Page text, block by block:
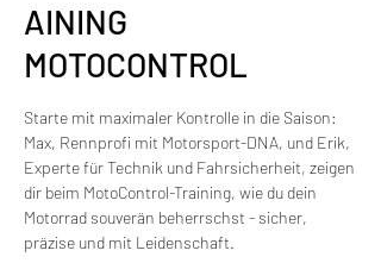
AINING
MOTOCONTROL
Starte mit maximaler Kontrolle in die Saison:
Max, Rennprofi mit Motorsport-DNA, und Erik,
Experte für Technik und Fahrsicherheit, zeigen
dir beim MotoControl-Training, wie du dein
Motorrad souverän beherrschst - sicher,
präzise und mit Leidenschaft.